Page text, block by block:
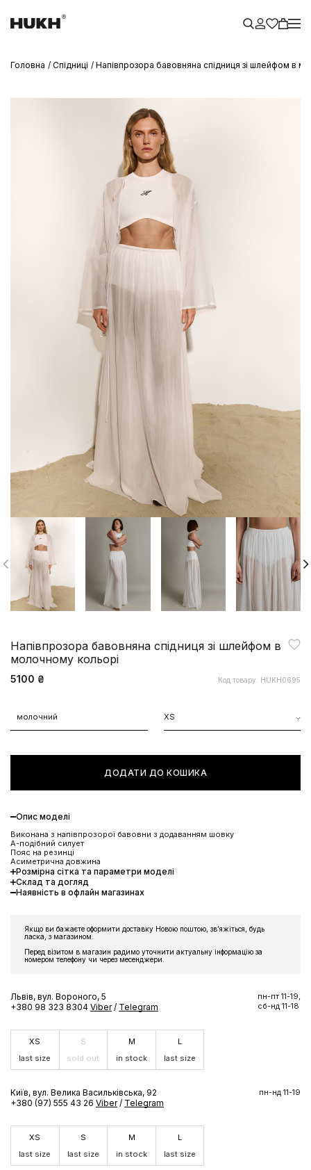
Головна Спідниці Напівпрозора бавовняна спідниця зі шлейфом в
Напівпрозора бавовняна спідниця зі шлейфом в
молочному кольорі
5100 ₴ Код товару: HUKH0695
молочний XS
ДОДАТИ ДО КОШИКА
Опис моделі
Виконана з напівпрозорої бавовни з додаванням шовку
А-подібний силует
Пояс на резинці
Асиметрична довжина
Розмірна сітка та параметри моделі
Склад та догляд
Наявність в офлайн магазинах
Якщо ви бажаєте оформити доставку Новою поштою, звʼяжіться, будь
ласка, з магазином.
Перед візитом в магазин радимо уточнити актуальну інформацію за
номером телефону чи через месенджери.
Львів, вул. Вороного, 5
+380 98 323 8304 Viber / Telegram
пн-пт 11-19,
сб-нд 11-18
XS
last size
S
sold out
M
in stock
L
last size
Київ, вул. Велика Васильківська, 92
+380 (97) 555 43 26 Viber / Telegram
пн-нд 11-19
XS
last size
S
last size
M
in stock
L
last size